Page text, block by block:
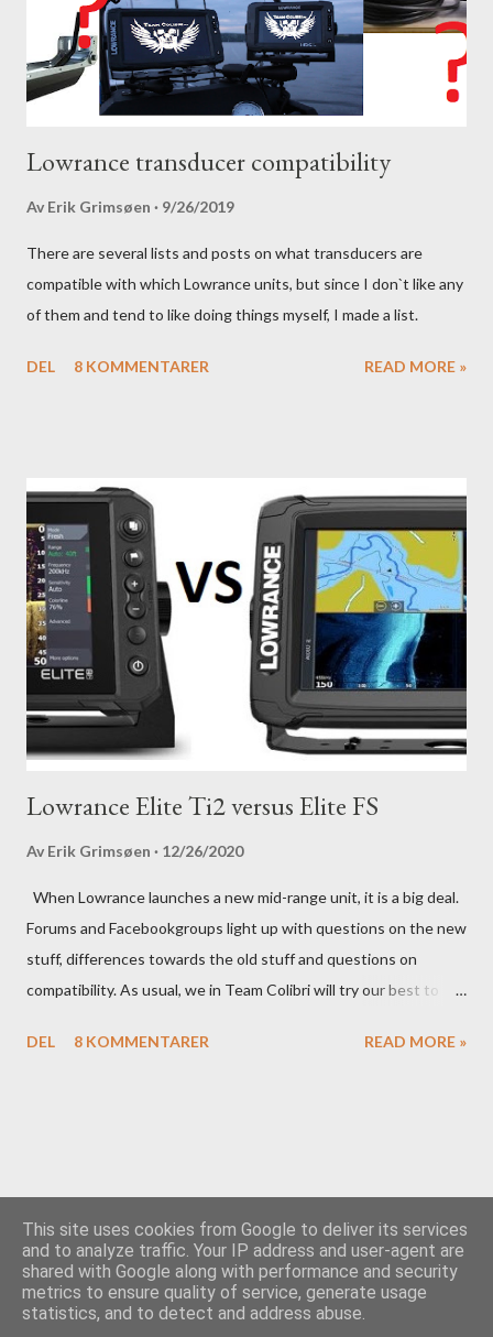
Lowrance transducer compatibility
Av Erik Grimsøen 9/26/2019
There are several lists and posts on what transducers are
compatible with which Lowrance units, but since I don`t like any
of them and tend to like doing things myself, I made a list.
DEL 8 KOMMENTARER READ MORE »
Lowrance Elite Ti2 versus Elite FS
Av Erik Grimsøen 12/26/2020
When Lowrance launches a new mid-range unit, it is a big deal.
Forums and Facebookgroups light up with questions on the new
stuff, differences towards the old stuff and questions on
compatibility. As usual, we in Team Colibri will try our best to
in-your-boat approach.
DEL 8 KOMMENTARER READ MORE »
Drevet av Blogger
Team Colibri
This site uses cookies from Google to deliver its services
and to analyze traffic. Your IP address and user-agent are
shared with Google along with performance and security
metrics to ensure quality of service, generate usage
statistics, and to detect and address abuse.